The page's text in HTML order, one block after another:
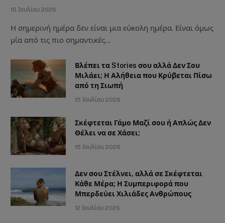
15 Ιουλίου 2026
Η σημερινή ημέρα δεν είναι μια εύκολη ημέρα. Είναι όμως
μία από τις πιο σημαντικές…
Βλέπει τα Stories σου αλλά Δεν Σου
Μιλάει; Η Αλήθεια που Κρύβεται Πίσω
από τη Σιωπή
15 Ιουλίου 2026
Σκέφτεται Γάμο Μαζί σου ή Απλώς Δεν
Θέλει να σε Χάσει;
15 Ιουλίου 2026
Δεν σου Στέλνει, αλλά σε Σκέφτεται
Κάθε Μέρα; Η Συμπεριφορά που
Μπερδεύει Χιλιάδες Ανθρώπους
12 Ιουλίου 2026